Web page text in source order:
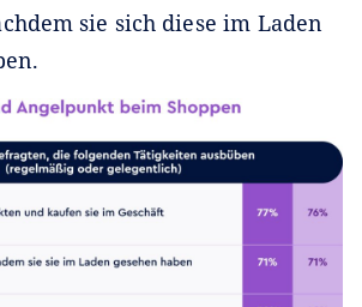
sie sich diese im Laden